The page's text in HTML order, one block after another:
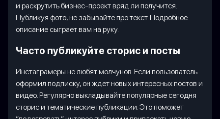
и раскрутить бизнес-проект вряд ли получится.
Публикуя фото, не забывайте про текст. Подробное
описание сыграет вам на руку.
Часто публикуйте сторис и посты
Инстаграмеры не любят молчунов. Если пользователь
оформил подписку, он ждет новых интересных постов и
видео. Регулярно выкладывайте популярные сегодня
сторис и тематические публикации. Это поможет